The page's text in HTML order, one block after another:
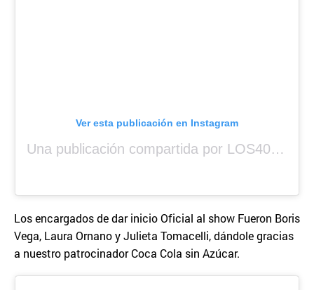
Ver esta publicación en Instagram
Una publicación compartida por LOS40 Panamá (@los40panama)
Los encargados de dar inicio Oficial al show Fueron Boris
Vega, Laura Ornano y Julieta Tomacelli, dándole gracias
a nuestro patrocinador Coca Cola sin Azúcar.